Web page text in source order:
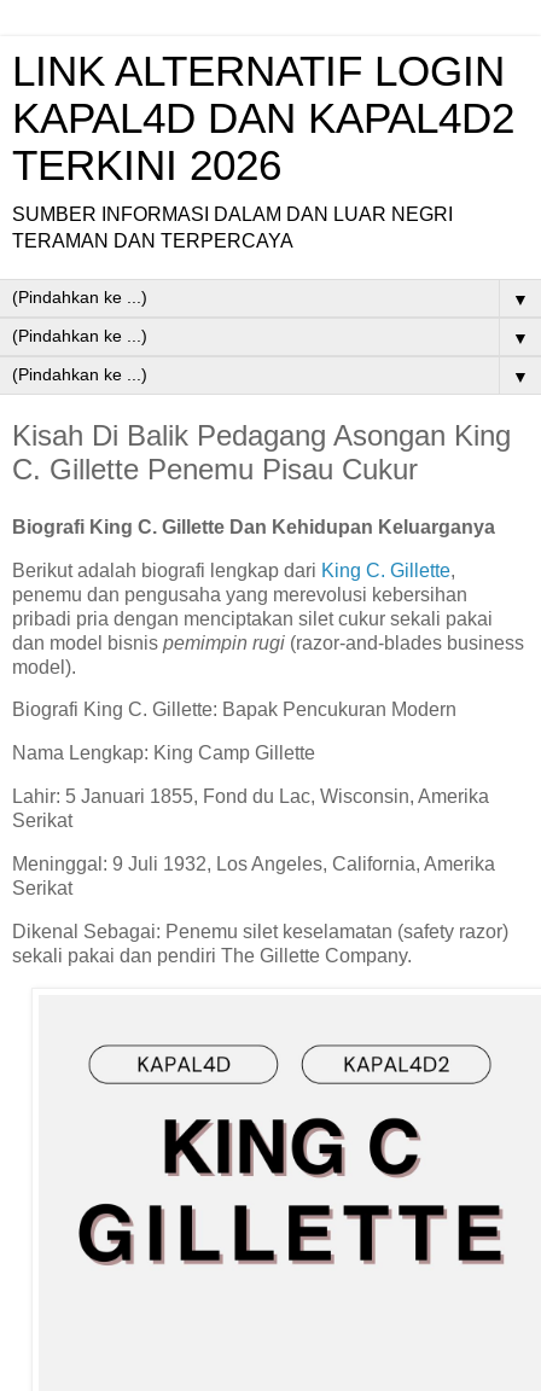
LINK ALTERNATIF LOGIN
KAPAL4D DAN KAPAL4D2
TERKINI 2026
SUMBER INFORMASI DALAM DAN LUAR NEGRI
TERAMAN DAN TERPERCAYA
▼
▼
▼
Kisah Di Balik Pedagang Asongan King
C. Gillette Penemu Pisau Cukur
Biografi King C. Gillette Dan Kehidupan Keluarganya
Berikut adalah biografi lengkap dari King C. Gillette,
penemu dan pengusaha yang merevolusi kebersihan
pribadi pria dengan menciptakan silet cukur sekali pakai
dan model bisnis pemimpin rugi (razor-and-blades business
model).
Biografi King C. Gillette: Bapak Pencukuran Modern
Nama Lengkap: King Camp Gillette
Lahir: 5 Januari 1855, Fond du Lac, Wisconsin, Amerika
Serikat
Meninggal: 9 Juli 1932, Los Angeles, California, Amerika
Serikat
Dikenal Sebagai: Penemu silet keselamatan (safety razor)
sekali pakai dan pendiri The Gillette Company.